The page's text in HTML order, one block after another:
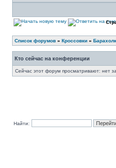
Список форумов » Кроссовки »
Кто сейчас на конференции
Сейчас этот форум просматривают: нет
Найти: